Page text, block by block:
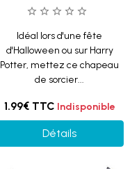
Idéal lors d'une fête
d'Halloween ou sur Harry
Potter, mettez ce chapeau
de sorcier...
1.99€ TTC Indisponible
Détails